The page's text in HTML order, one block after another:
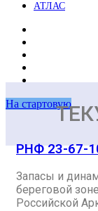
АТЛАС
На стартовую
РНФ 23-67-
Запасы и
береговой
Российской